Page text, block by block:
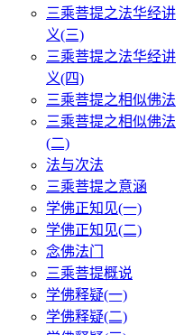
三乘菩提之法华经讲
义(三)
三乘菩提之法华经讲
义(四)
三乘菩提之相似佛法
三乘菩提之相似佛法
(二)
法与次法
三乘菩提之意涵
学佛正知见(一)
学佛正知见(二)
念佛法门
三乘菩提概说
学佛释疑(一)
学佛释疑(二)